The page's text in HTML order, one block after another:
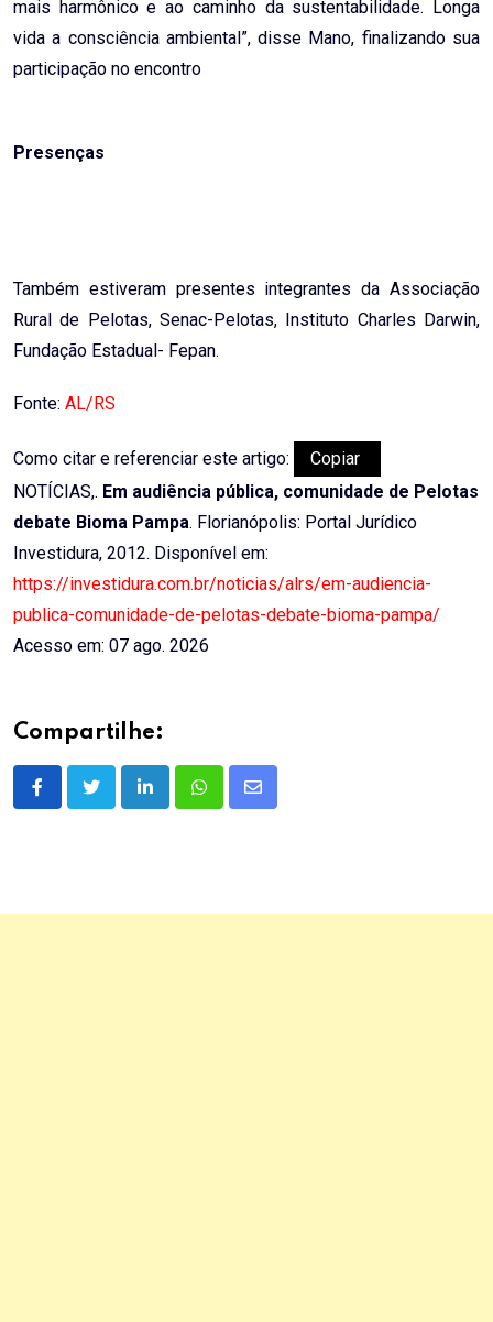
mais harmônico e ao caminho da sustentabilidade. Longa
vida a consciência ambiental”, disse Mano, finalizando sua
participação no encontro
Presenças
Também estiveram presentes integrantes da Associação
Rural de Pelotas, Senac-Pelotas, Instituto Charles Darwin,
Fundação Estadual- Fepan.
Fonte: AL/RS
Como citar e referenciar este artigo:
Copiar
NOTÍCIAS,. Em audiência pública, comunidade de Pelotas
debate Bioma Pampa. Florianópolis: Portal Jurídico
Investidura, 2012. Disponível em:
https://investidura.com.br/noticias/alrs/em-audiencia-
publica-comunidade-de-pelotas-debate-bioma-pampa/
Acesso em: 07 ago. 2026
Compartilhe:
LinkedInWhatsappShare